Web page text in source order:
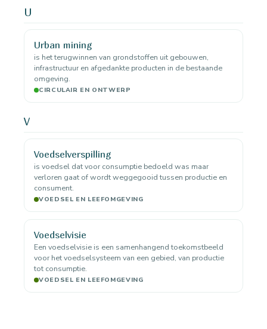
U
Urban mining
is het terugwinnen van grondstoffen uit gebouwen,
infrastructuur en afgedankte producten in de bestaande
omgeving.
CIRCULAIR EN ONTWERP
V
Voedselverspilling
is voedsel dat voor consumptie bedoeld was maar
verloren gaat of wordt weggegooid tussen productie en
consument.
VOEDSEL EN LEEFOMGEVING
Voedselvisie
Een voedselvisie is een samenhangend toekomstbeeld
voor het voedselsysteem van een gebied, van productie
tot consumptie.
VOEDSEL EN LEEFOMGEVING